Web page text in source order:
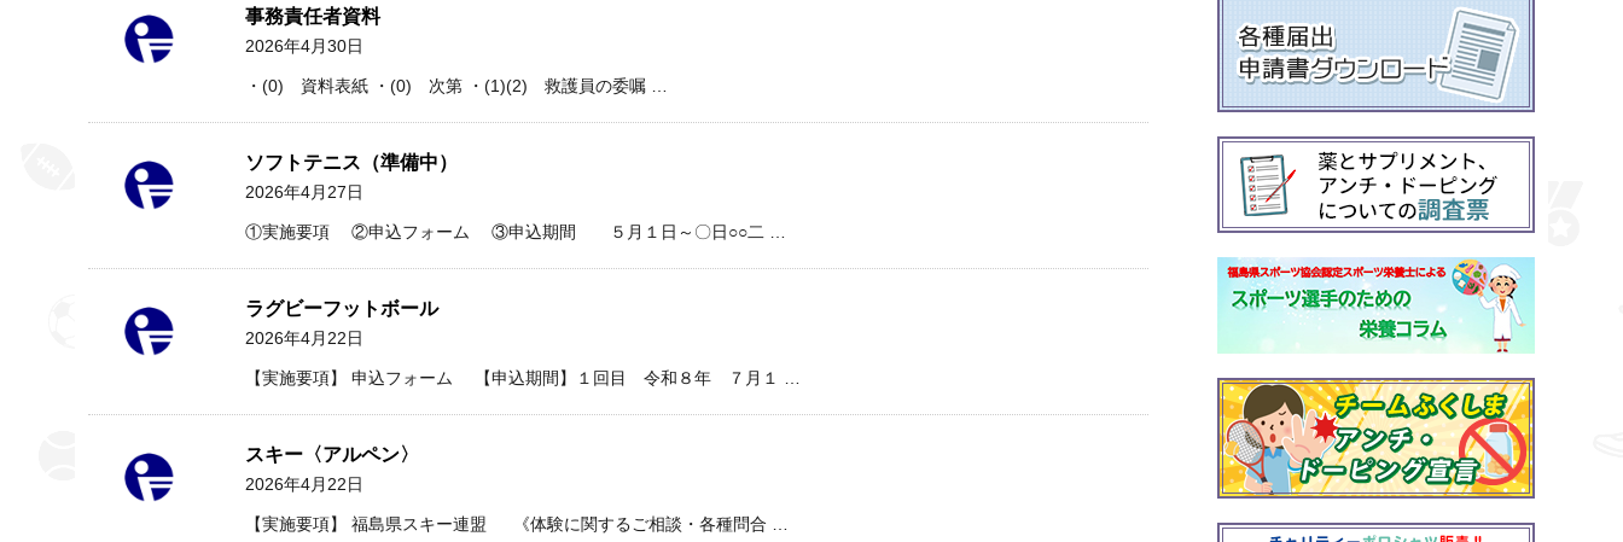
事務責任者資料
2026年4月30日
・(0) 資料表紙 ・(0) 次第 ・(1)(2) 救護員の委嘱 …
ソフトテニス（準備中）
2026年4月27日
①実施要項 ②申込フォーム ③申込期間 ５月１日～〇日○○二 …
ラグビーフットボール
2026年4月22日
【実施要項】 申込フォーム 【申込期間】１回目 令和８年 ７月１ …
スキー〈アルペン〉
2026年4月22日
【実施要項】 福島県スキー連盟 《体験に関するご相談・各種問合 …